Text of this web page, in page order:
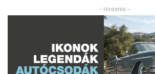
- Hirdetés -